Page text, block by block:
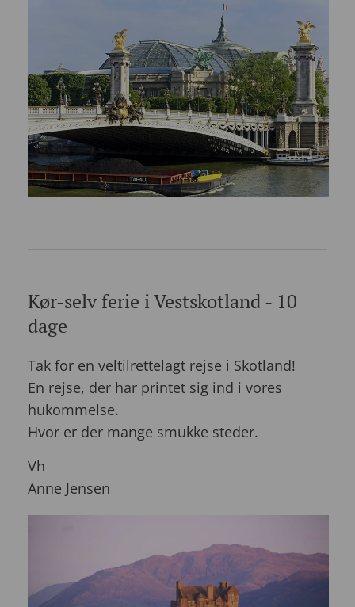
Kør-selv ferie i Vestskotland - 10
dage
Tak for en veltilrettelagt rejse i Skotland!
En rejse, der har printet sig ind i vores
hukommelse.
Hvor er der mange smukke steder.
Vh
Anne Jensen